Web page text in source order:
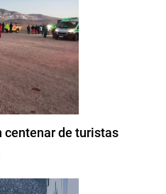
centenar de turistas